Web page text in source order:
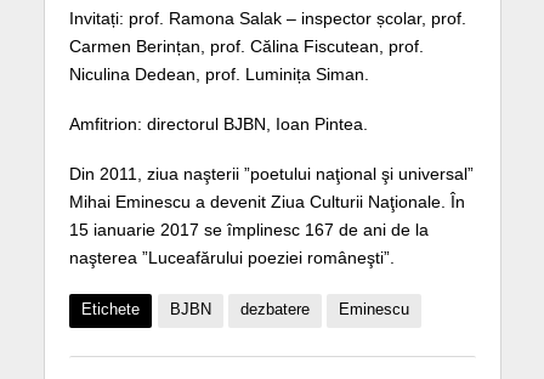
Invitați: prof. Ramona Salak – inspector școlar, prof.
Carmen Berințan, prof. Călina Fiscutean, prof.
Niculina Dedean, prof. Luminița Siman.
Amfitrion: directorul BJBN, Ioan Pintea.
Din 2011, ziua naşterii ”poetului naţional şi universal”
Mihai Eminescu a devenit Ziua Culturii Naţionale. În
15 ianuarie 2017 se împlinesc 167 de ani de la
naşterea ”Luceafărului poeziei româneşti”.
Etichete BJBN dezbatere Eminescu